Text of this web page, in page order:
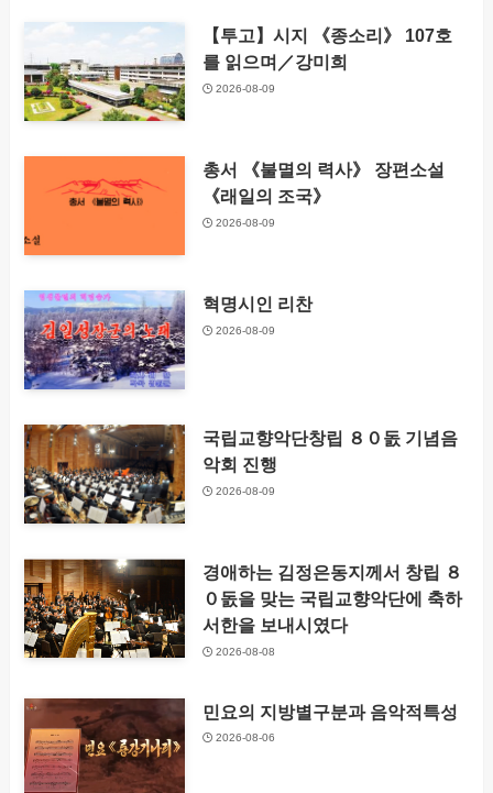
【투고】시지 《종소리》 107호
를 읽으며／강미희
2026-08-09
총서 《불멸의 력사》 장편소설
《래일의 조국》
2026-08-09
혁명시인 리찬
2026-08-09
국립교향악단창립 ８０돐 기념음
악회 진행
2026-08-09
경애하는 김정은동지께서 창립 ８
０돐을 맞는 국립교향악단에 축하
서한을 보내시였다
2026-08-08
민요의 지방별구분과 음악적특성
2026-08-06